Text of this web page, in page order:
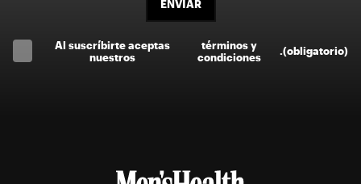
ENVIAR
Al suscríbirte aceptas
nuestros
términos y
condiciones
.(obligatorio)